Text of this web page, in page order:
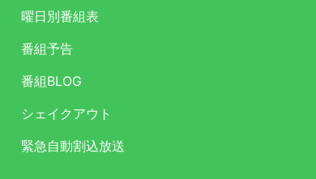
曜日別番組表
番組予告
番組BLOG
シェイクアウト
緊急自動割込放送